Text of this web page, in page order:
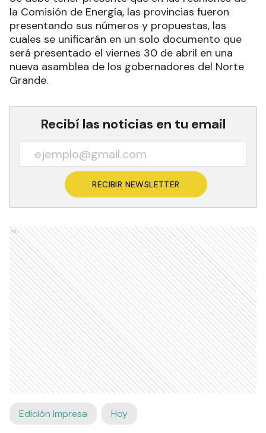
la Comisión de Energía, las provincias fueron
presentando sus números y propuestas, las
cuales se unificarán en un solo documento que
será presentado el viernes 30 de abril en una
nueva asamblea de los gobernadores del Norte
Grande.
Recibí las noticias en tu email
RECIBIR NEWSLETTER
Ads
Edición Impresa Hoy